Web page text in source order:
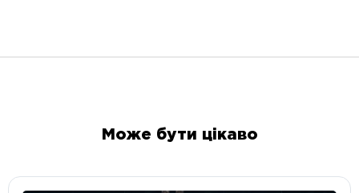
Може бути цікаво